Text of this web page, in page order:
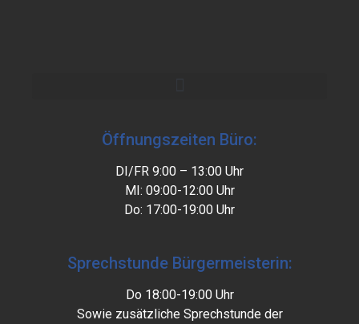
Öffnungszeiten Büro:
DI/FR 9:00 – 13:00 Uhr
MI: 09:00-12:00 Uhr
Do: 17:00-19:00 Uhr
Sprechstunde Bürgermeisterin:
Do 18:00-19:00 Uhr
Sowie zusätzliche Sprechstunde der